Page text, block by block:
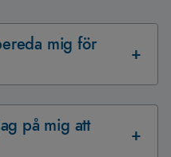
mig för
på mig att